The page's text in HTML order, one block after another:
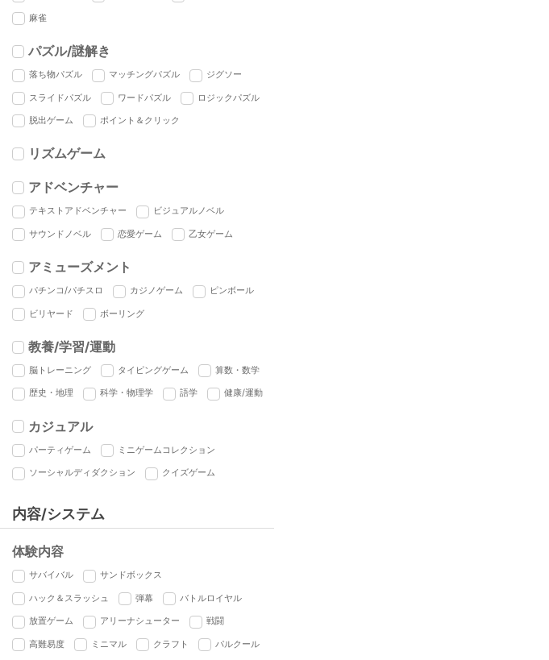
麻雀
パズル/謎解き
落ち物パズル マッチングパズル ジグソー
スライドパズル ワードパズル ロジックパズル
脱出ゲーム ポイント＆クリック
リズムゲーム
アドベンチャー
テキストアドベンチャー ビジュアルノベル
サウンドノベル 恋愛ゲーム 乙女ゲーム
アミューズメント
パチンコ/パチスロ カジノゲーム ピンボール
ビリヤード ボーリング
教養/学習/運動
脳トレーニング タイピングゲーム 算数・数学
歴史・地理 科学・物理学 語学 健康/運動
カジュアル
パーティゲーム ミニゲームコレクション
ソーシャルディダクション クイズゲーム
内容/システム
体験内容
サバイバル サンドボックス
ハック＆スラッシュ 弾幕 バトルロイヤル
放置ゲーム アリーナシューター 戦闘
高難易度 ミニマル クラフト パルクール